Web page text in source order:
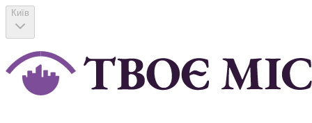
Київ